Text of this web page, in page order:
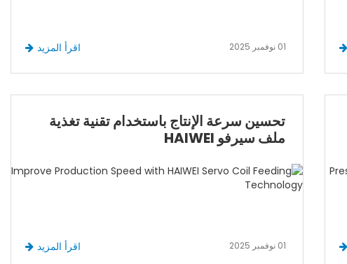
01 نوفمبر 2025 اقرأ المزيد
تحسين سرعة الإنتاج باستخدام تقنية تغذية
ملف سيرفو HAIWEI
01 نوفمبر 2025 اقرأ المزيد